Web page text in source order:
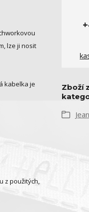
lze ji nosit
kabelka je
z použitých,
Zboží